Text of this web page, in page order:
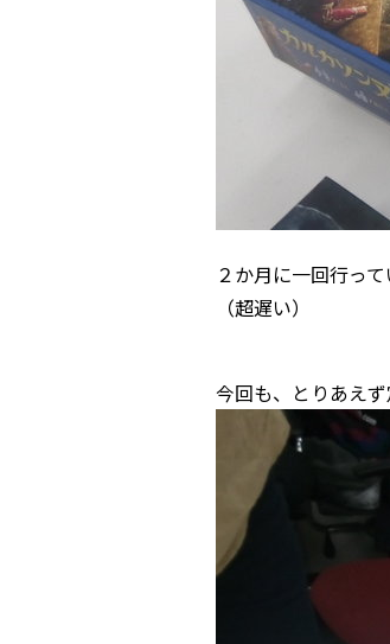
２か月に一回行っ
（超遅い）
今回も、とりあえ